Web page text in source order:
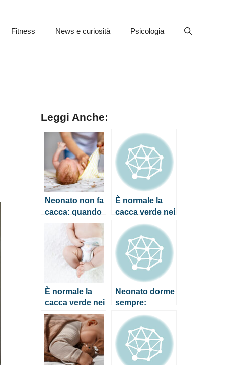
Fitness News e curiosità Psicologia
Leggi Anche:
Neonato non fa
cacca: quando
preoccuparsi?
È normale la
cacca verde nei
neonati?
Quando
preoccuparsi?
È normale la
cacca verde nei
neonati?
Quando
preoccuparsi?
Neonato dorme
sempre:
quando
preoccuparsi?